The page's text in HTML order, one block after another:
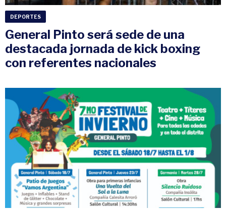
DEPORTES
General Pinto será sede de una
destacada jornada de kick boxing
con referentes nacionales